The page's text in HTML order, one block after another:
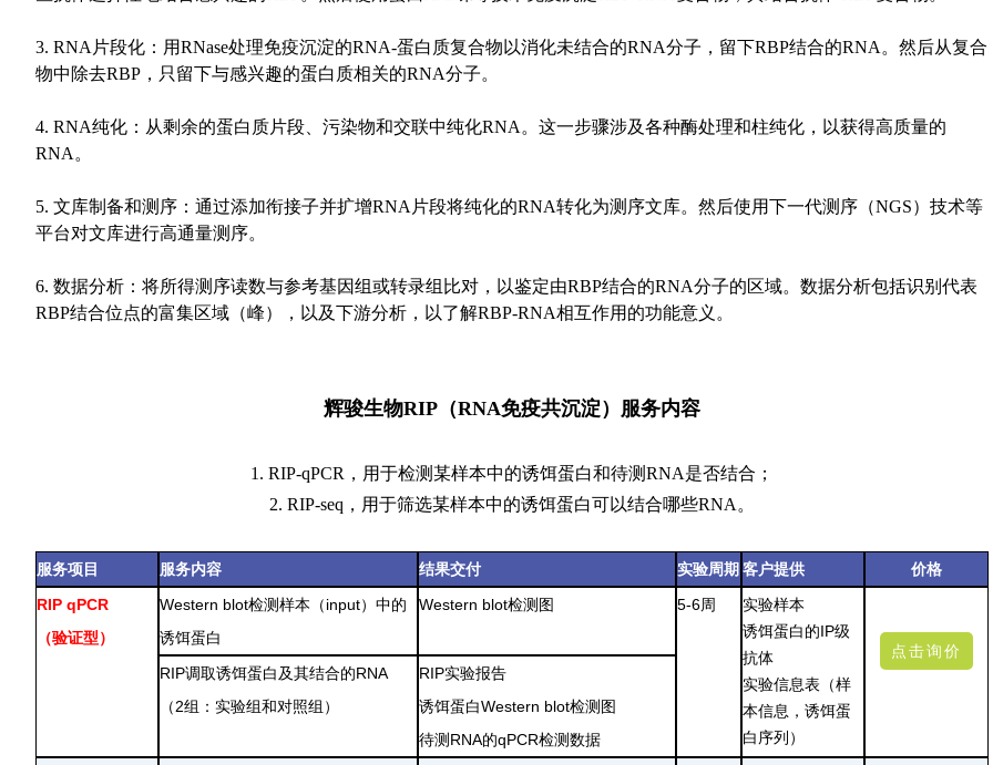
3. RNA片段化：用RNase处理免疫沉淀的RNA-蛋白质复合物以消化未结合的RNA分子，留下RBP结合的RNA。然后从复合
物中除去RBP，只留下与感兴趣的蛋白质相关的RNA分子。
4. RNA纯化：从剩余的蛋白质片段、污染物和交联中纯化RNA。这一步骤涉及各种酶处理和柱纯化，以获得高质量的
RNA。
5. 文库制备和测序：通过添加衔接子并扩增RNA片段将纯化的RNA转化为测序文库。然后使用下一代测序（NGS）技术等
平台对文库进行高通量测序。
6. 数据分析：将所得测序读数与参考基因组或转录组比对，以鉴定由RBP结合的RNA分子的区域。数据分析包括识别代表
RBP结合位点的富集区域（峰），以及下游分析，以了解RBP-RNA相互作用的功能意义。
辉骏生物RIP（RNA免疫共沉淀）服务内容
1. RIP-qPCR，用于检测某样本中的诱饵蛋白和待测RNA是否结合；
2. RIP-seq，用于筛选某样本中的诱饵蛋白可以结合哪些RNA。
服务项目 服务内容 结果交付 实验周期 客户提供
价格
RIP qPCR
（验证型）
Western blot检测样本（input）中的
诱饵蛋白
Western blot检测图 5-6周
实验样本
诱饵蛋白的IP级
抗体
实验信息表 （样
本信息，诱饵蛋
白序列）
点击询价
RIP调取诱饵蛋白及其结合的RNA
（2组：实验组和对照组）
RIP实验报告
诱饵蛋白Western blot检测图
待测RNA的qPCR检测数据